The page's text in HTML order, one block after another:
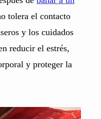
tolera el contacto
y los cuidados
reducir el estrés,
y proteger la